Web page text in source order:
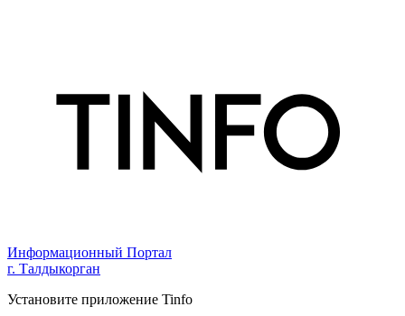
Информационный Портал
г. Талдыкорган
Установите приложение Tinfo